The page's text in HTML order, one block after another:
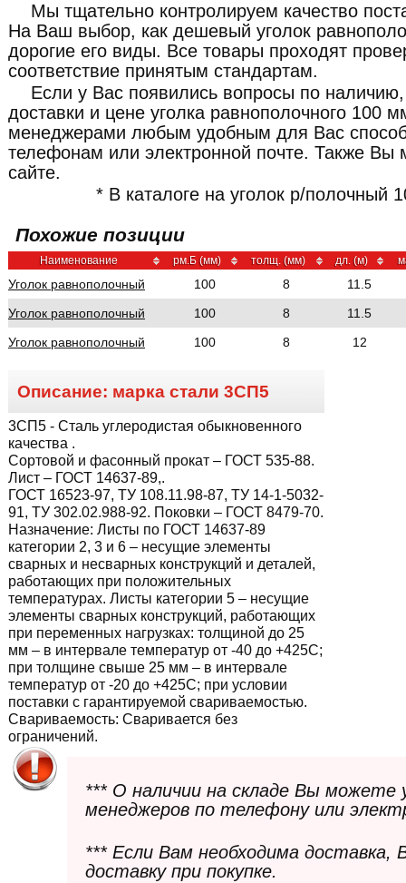
Мы тщательно контролируем качество
На Ваш выбор, как дешевый уголок
дорогие его виды. Все товары проходят
соответствие принятым стандартам.
Если у Вас появились вопросы по
доставки и цене уголка равнополочного 100
менеджерами любым удобным для Вас
телефонам или электронной почте. Также Вы
сайте.
* В каталоге на уголок р/полочный
Похожие позиции
Наименование рм.Б (мм) толщ. (мм) дл. (м)
Уголок равнополочный 100 8
11.5
Уголок равнополочный
100 8
11.5
Уголок равнополочный
100 8 12
Описание: марка стали 3СП5
3СП5 - Сталь углеродистая обыкновенного
качества .
Сортовой и фасонный прокат – ГОСТ 535-88.
Лист – ГОСТ 14637-89,.
ГОСТ 16523-97, ТУ 108.11.98-87, ТУ 14-1-5032-
91, ТУ 302.02.988-92. Поковки – ГОСТ 8479-70.
Назначение: Листы по ГОСТ 14637-89
категории 2, 3 и 6 – несущие элементы
сварных и несварных конструкций и деталей,
работающих при положительных
температурах. Листы категории 5 – несущие
элементы сварных конструкций, работающих
при переменных нагрузках: толщиной до 25
мм – в интервале температур от -40 до +425С;
при толщине свыше 25 мм – в интервале
температур от -20 до +425С; при условии
поставки с гарантируемой свариваемостью.
Свариваемость: Сваривается без
ограничений.
*** О наличии на складе Вы можете
менеджеров по телефону или
*** Если Вам необходима
доставку при покупке.